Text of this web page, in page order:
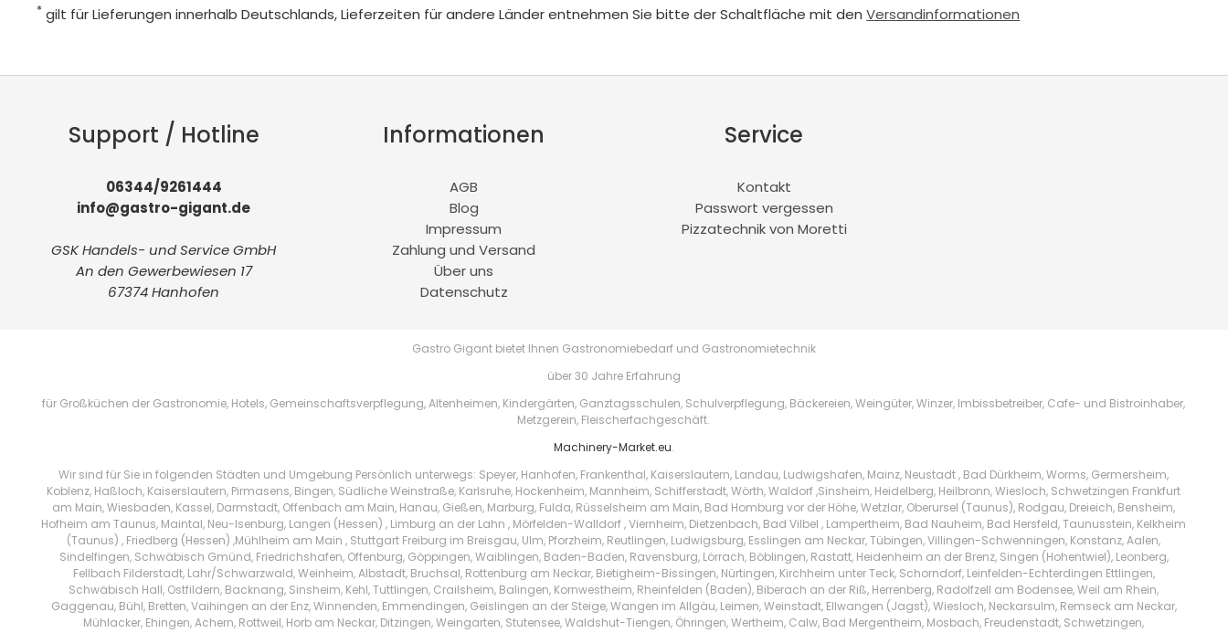
* gilt für Lieferungen innerhalb Deutschlands, Lieferzeiten für andere Länder entnehmen Sie bitte der Schaltfläche mit denVersandinformationen
Support / Hotline
06344/9261444
info@gastro-gigant.de
GSK Handels- und Service GmbH
An den Gewerbewiesen 17
67374 Hanhofen
Informationen
AGB
Blog
Impressum
Zahlung und Versand
Über uns
Datenschutz
Service
Kontakt
Passwort vergessen
Pizzatechnik von Moretti
Gastro Gigant bietet Ihnen Gastronomiebedarf und Gastronomietechnik
über 30 Jahre Erfahrung
für Großküchen der Gastronomie, Hotels, Gemeinschaftsverpflegung, Altenheimen, Kindergärten, Ganztagsschulen, Schulverpflegung, Bäckereien, Weingüter, Winzer, Imbissbetreiber, Cafe- und Bistroinhaber,
Metzgerein, Fleischerfachgeschäft.
Machinery-Market.eu.
Wir sind für Sie in folgenden Städten und Umgebung Persönlich unterwegs: Speyer, Hanhofen, Frankenthal, Kaiserslautern, Landau, Ludwigshafen, Mainz, Neustadt , Bad Dürkheim, Worms, Germersheim,
Koblenz, Haßloch, Kaiserslautern, Pirmasens, Bingen, Südliche Weinstraße, Karlsruhe, Hockenheim, Mannheim, Schifferstadt, Wörth, Waldorf ,Sinsheim, Heidelberg, Heilbronn, Wiesloch, Schwetzingen Frankfurt
am Main, Wiesbaden, Kassel, Darmstadt, Offenbach am Main, Hanau, Gießen, Marburg, Fulda, Rüsselsheim am Main, Bad Homburg vor der Höhe, Wetzlar, Oberursel (Taunus), Rodgau, Dreieich, Bensheim,
Hofheim am Taunus, Maintal, Neu-Isenburg, Langen (Hessen) , Limburg an der Lahn , Mörfelden-Walldorf , Viernheim, Dietzenbach, Bad Vilbel , Lampertheim, Bad Nauheim, Bad Hersfeld, Taunusstein, Kelkheim
(Taunus) , Friedberg (Hessen) ,Mühlheim am Main , Stuttgart Freiburg im Breisgau, Ulm, Pforzheim, Reutlingen, Ludwigsburg, Esslingen am Neckar, Tübingen, Villingen-Schwenningen, Konstanz, Aalen,
Sindelfingen, Schwäbisch Gmünd, Friedrichshafen, Offenburg, Göppingen, Waiblingen, Baden-Baden, Ravensburg, Lörrach, Böblingen, Rastatt, Heidenheim an der Brenz, Singen (Hohentwiel), Leonberg,
Fellbach Filderstadt, Lahr/Schwarzwald, Weinheim, Albstadt, Bruchsal, Rottenburg am Neckar, Bietigheim-Bissingen, Nürtingen, Kirchheim unter Teck, Schorndorf, Leinfelden-Echterdingen Ettlingen,
Schwäbisch Hall, Ostfildern, Backnang, Sinsheim, Kehl, Tuttlingen, Crailsheim, Balingen, Kornwestheim, Rheinfelden (Baden), Biberach an der Riß, Herrenberg, Radolfzell am Bodensee, Weil am Rhein,
Gaggenau, Bühl, Bretten, Vaihingen an der Enz, Winnenden, Emmendingen, Geislingen an der Steige, Wangen im Allgäu, Leimen, Weinstadt, Ellwangen (Jagst), Wiesloch, Neckarsulm, Remseck am Neckar,
Mühlacker, Ehingen, Achern, Rottweil, Horb am Neckar, Ditzingen, Weingarten, Stutensee, Waldshut-Tiengen, Öhringen, Wertheim, Calw, Bad Mergentheim, Mosbach, Freudenstadt, Schwetzingen,